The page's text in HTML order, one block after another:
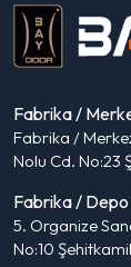
Fabrika /
Fabrika /
Nolu Cd. No:23
Fabrika / Depo
5. Organize
No:10